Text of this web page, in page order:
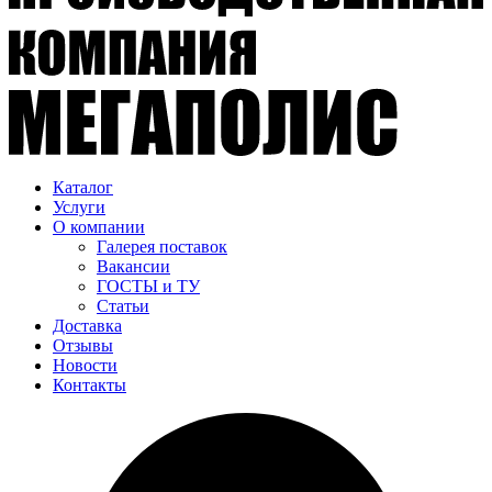
Каталог
Услуги
О компании
Галерея поставок
Вакансии
ГОСТЫ и ТУ
Статьи
Доставка
Отзывы
Новости
Контакты